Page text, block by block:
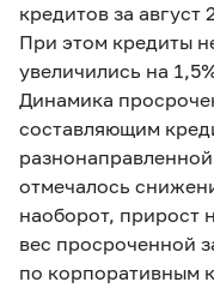
кредитов за август
При этом кредиты
увеличились на
Динамика
составляющим
отмечалось
наоборот, прирост
вес просроченной
по корпоративным